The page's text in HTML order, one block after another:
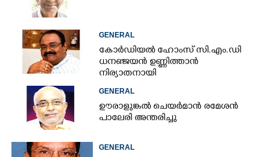
GENERAL
കോർഡിയൽ ഹോംസ് സി.എം.ഡി
ധനഞ്ജയൻ ഉണ്ണിത്താൻ
നിര്യാതനായി
GENERAL
ഊരാളുങ്കൽ ചെയർമാൻ രമേശൻ
പാലേരി അന്തരിച്ചു
GENERAL